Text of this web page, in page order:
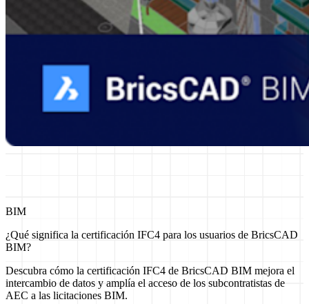
BIM
¿Qué significa la certificación IFC4 para los usuarios de BricsCAD
BIM?
Descubra cómo la certificación IFC4 de BricsCAD BIM mejora el
intercambio de datos y amplía el acceso de los subcontratistas de
AEC a las licitaciones BIM.